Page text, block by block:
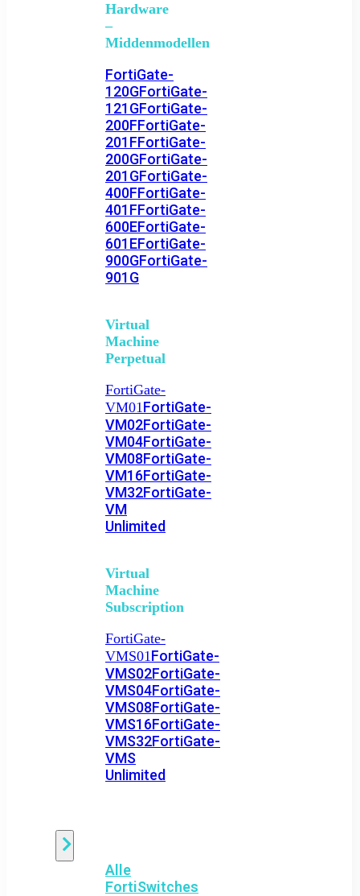
Hardware
–
Middenmodellen
FortiGate-
120GFortiGate-
121GFortiGate-
200FFortiGate-
201FFortiGate-
200GFortiGate-
201GFortiGate-
400FFortiGate-
401FFortiGate-
600EFortiGate-
601EFortiGate-
900GFortiGate-
901G
Virtual
Machine
Perpetual
FortiGate-
VM01FortiGate-
VM02FortiGate-
VM04FortiGate-
VM08FortiGate-
VM16FortiGate-
VM32FortiGate-
VM
Unlimited
Virtual
Machine
Subscription
FortiGate-
VMS01FortiGate-
VMS02FortiGate-
VMS04FortiGate-
VMS08FortiGate-
VMS16FortiGate-
VMS32FortiGate-
VMS
Unlimited
Alle
FortiSwitches